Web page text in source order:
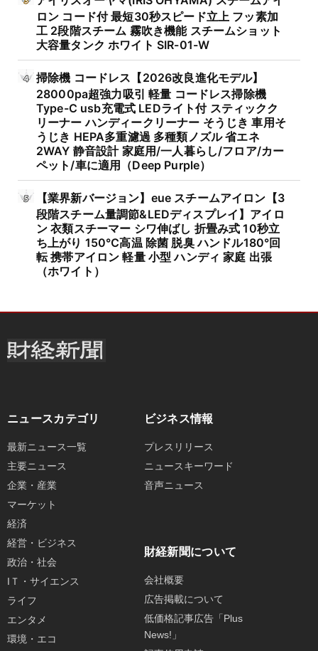
ロン コード付 最短30秒スピード立上 フッ素加
工 2段階スチーム 霧吹き機能 スチームショット
大容量タンク ホワイト SIR-01-W
掃除機 コードレス【2026改良進化モデル】
28000pa超強力吸引 軽量 コードレス掃除機
Type-C usb充電式 LEDライト付 スティックク
リーナー ハンディークリーナー そうじき 車用そ
うじき HEPA多重濾過 多種類ノズル 省エネ
2WAY 静音設計 家庭用/一人暮らし/フロア/カー
ペット/車に適用（Deep Purple）
【業界新バージョン】eue スチームアイロン【3
段階スチーム量調節&LEDディスプレイ】アイロ
ン 衣類スチーマー シワ伸ばし 折畳み式 10秒立
ち上がり 150℃高温 除菌 脱臭 ハンドル180°回
転 携帯アイロン 軽量 小型 ハンディ 家庭 出張
（ホワイト）
ニュースカテゴリ
最新ニュース一覧
主要ニュース
企業・産業
マーケット
経済
経営・ビジネス
政治・社会
IＴ・サイエンス
ライフ
エンタメ
環境・エコ
ビジネス情報
プレスリリース
ニュースキーワード
音声ニュース
財経新聞について
会社概要
広告掲載について
低価格記事広告「Plus
News!」